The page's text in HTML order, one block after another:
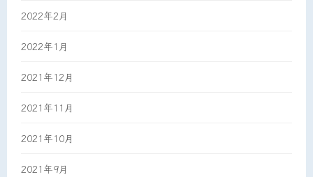
2022年2月
2022年1月
2021年12月
2021年11月
2021年10月
2021年9月